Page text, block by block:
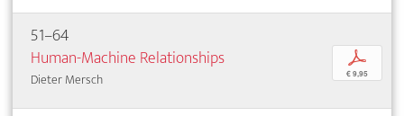
51–64
Human-Machine Relationships
Dieter Mersch
p
€ 9,95